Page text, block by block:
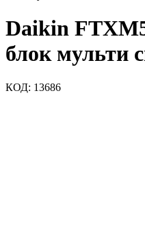
Daikin
блок мульти
КОД: 13686